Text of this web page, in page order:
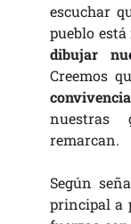
escuchar
pueblo
dibujar
Creemos
nuestras
remarcan.
Según
principal a